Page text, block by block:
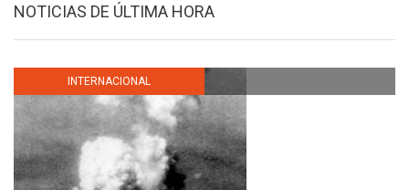
NOTICIAS DE ÚLTIMA HORA
INTERNACIONAL